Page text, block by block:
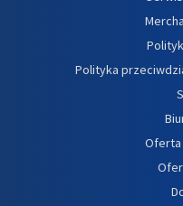
Polityka
Oferta